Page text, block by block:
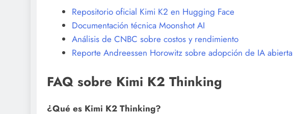
Repositorio oficial Kimi K2 en Hugging Face
Documentación técnica Moonshot AI
Análisis de CNBC sobre costos y rendimiento
Reporte Andreessen Horowitz sobre adopción de IA abierta
FAQ sobre Kimi K2 Thinking
¿Qué es Kimi K2 Thinking?